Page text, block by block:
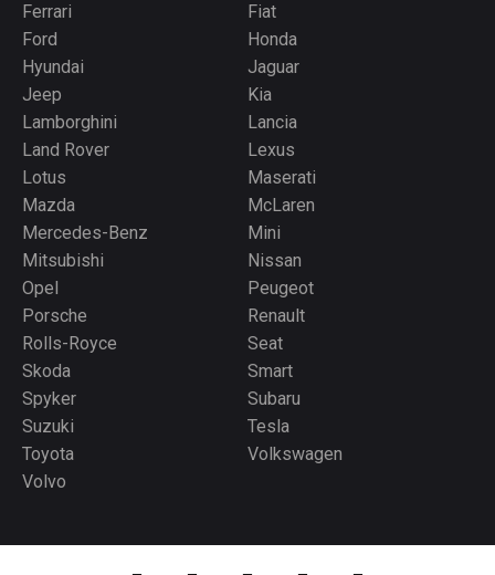
Ferrari
Fiat
Ford
Honda
Hyundai
Jaguar
Jeep
Kia
Lamborghini
Lancia
Land Rover
Lexus
Lotus
Maserati
Mazda
McLaren
Mercedes-Benz
Mini
Mitsubishi
Nissan
Opel
Peugeot
Porsche
Renault
Rolls-Royce
Seat
Skoda
Smart
Spyker
Subaru
Suzuki
Tesla
Toyota
Volkswagen
Volvo